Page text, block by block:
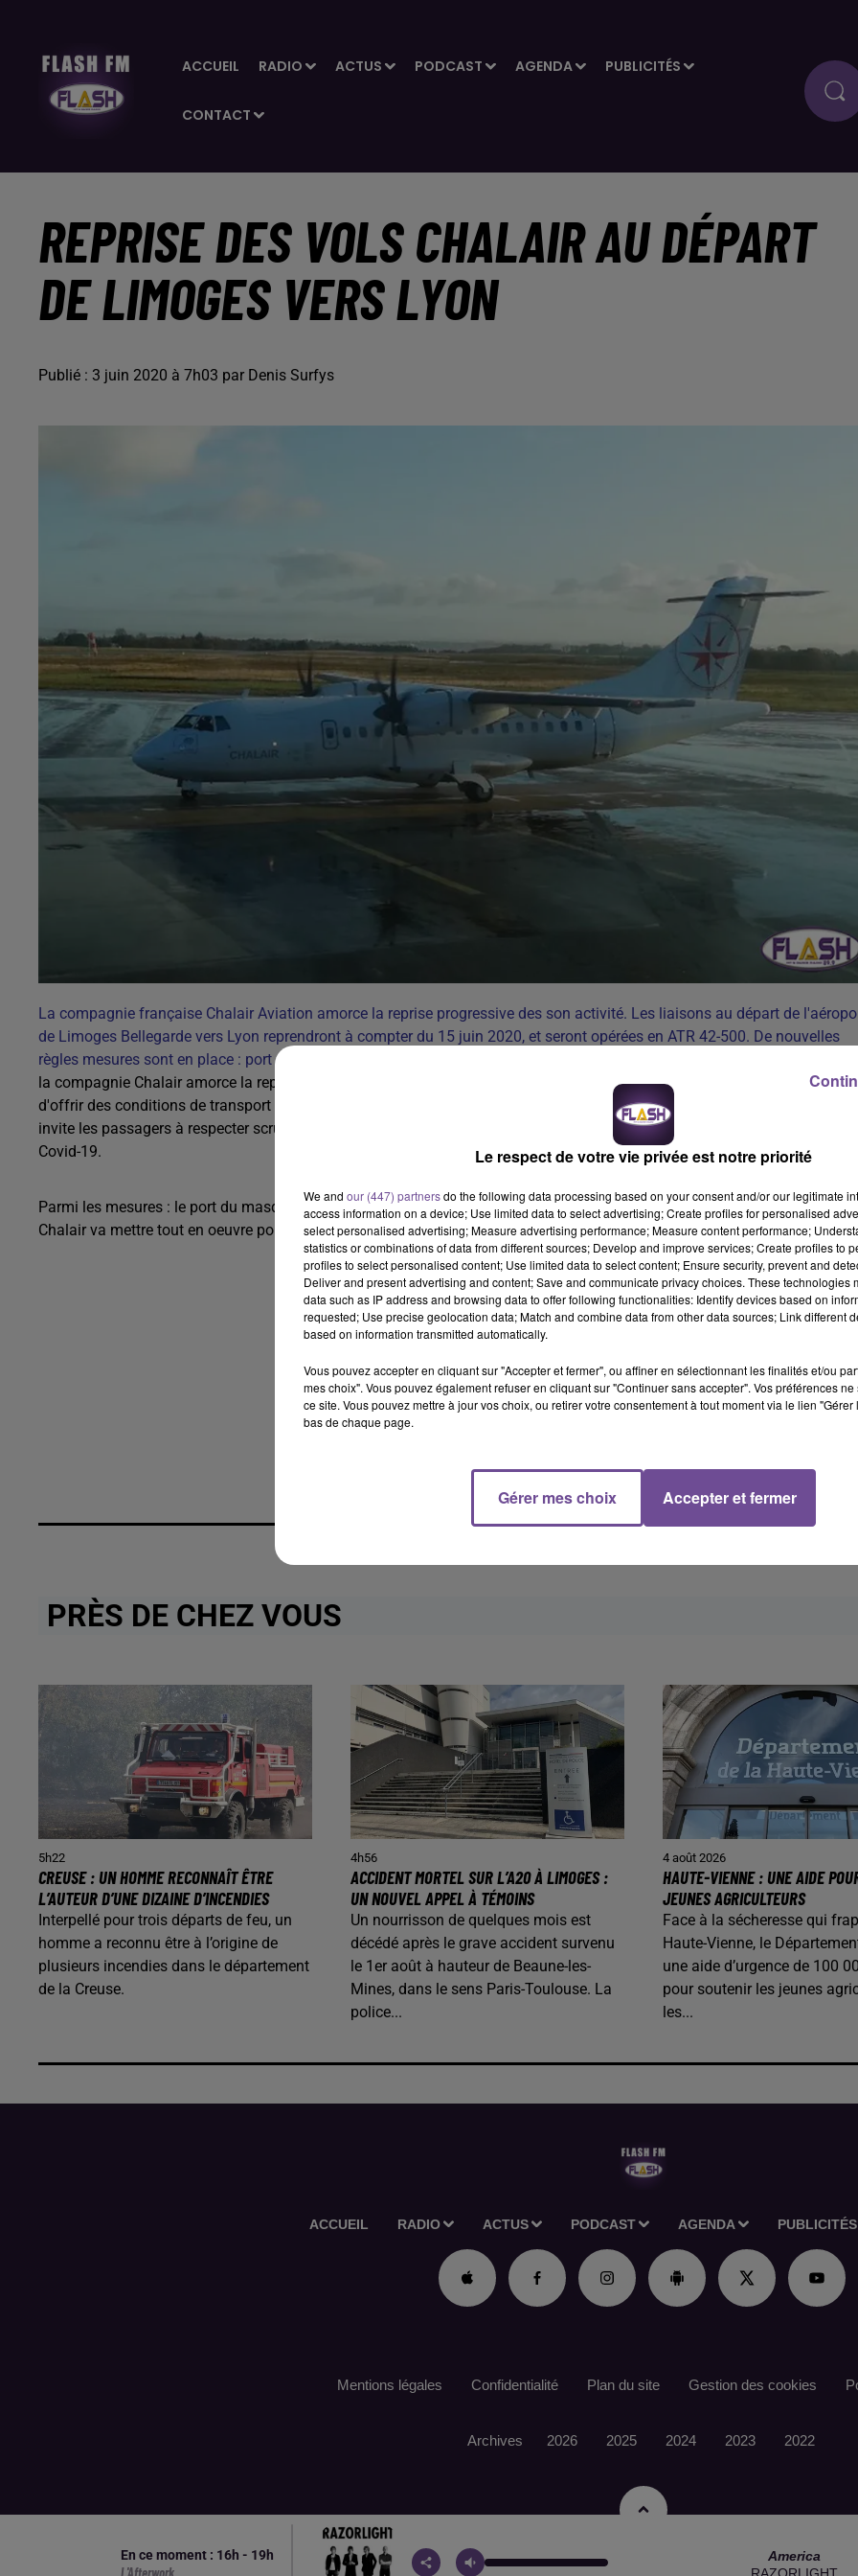
ACCUEIL RADIO ACTUS PODCAST AGENDA PUBLICITÉS
CONTACT
REPRISE DES VOLS CHALAIR AU DÉPART
DE LIMOGES VERS LYON
Publié : 3 juin 2020 à 7h03 par Denis Surfys
La compagnie française Chalair Aviation amorce la reprise progressive des son activité. Les liaisons au départ de
de Limoges Bellegarde vers Lyon reprendront à compter du 15 juin 2020, et seront opérées en ATR 42-500. De nouvelles
règles mesures sont en place : port du masque à bord et l'adaptation aux règles de distanciation.
la compagnie Chalair amorce la reprise de son activité avec la reprise des liaisons au départ de Limoges vers Lyon. Afin
d'offrir des conditions de transport saines et rassurantes, Chalair a adopté une série de mesures applicables sur ses vols, et
invite les passagers à respecter scrupuleusement les règles permettant de se protéger et de protéger les autres voyageurs
Covid-19.
Parmi les mesures : le port du masque à bord et l'adaptation aux règles de distanciation. L'ensemble du personnel de
Chalair va mettre tout en oeuvre pour garantir un voyage dans des conditions de sécurité optimales.
PRÈS DE CHEZ VOUS
5h22
CREUSE : UN HOMME RECONNAÎT ÊTRE
L’AUTEUR D’UNE DIZAINE D’INCENDIES
Interpellé pour trois départs de feu, un
homme a reconnu être à l’origine de
plusieurs incendies dans le département
de la Creuse.
4h56
ACCIDENT MORTEL SUR L’A20 À LIMOGES :
UN NOUVEL APPEL À TÉMOINS
Un nourrisson de quelques mois est
décédé après le grave accident survenu
le 1er août à hauteur de Beaune-les-
Mines, dans le sens Paris-Toulouse. La
police...
4 août 2026
HAUTE-VIENNE : UNE AIDE
JEUNES AGRICULTEURS
Face à la sécheresse qui
Haute-Vienne, le
une aide d’urgence de 100
pour soutenir les jeunes
les...
ACCUEIL RADIO ACTUS PODCAST AGENDA PUBLICITÉS
En ce moment : 16h - 19h
L'Afterwork
America
RAZORLIGHT
Mentions légales Confidentialité Plan du site Gestion des cookies
Archives 2026 2025 2024 2023 2022
Le respect de votre vie privée est notre priorité
We and our (447) partnersdo the following data processing based on your consent and/or our legitimate
access information on a device; Use limited data to select advertising; Create profiles for personalised
select personalised advertising; Measure advertising performance; Measure content performance;
statistics or combinations of data from different sources; Develop and improve services; Create profiles to
profiles to select personalised content; Use limited data to select content; Ensure security, prevent and
Deliver and present advertising and content; Save and communicate privacy choices. These technologies
data such as IP address and browsing data to offer following functionalities: Identify devices based on
requested; Use precise geolocation data; Match and combine data from other data sources; Link different
based on information transmitted automatically.
Vous pouvez accepter en cliquant sur "Accepter et fermer", ou affiner en sélectionnant les finalités et/ou
mes choix". Vous pouvez également refuser en cliquant sur "Continuer sans accepter". Vos préférences
ce site. Vous pouvez mettre à jour vos choix, ou retirer votre consentement à tout moment via le lien
bas de chaque page.
Gérer mes choix Accepter et fermer